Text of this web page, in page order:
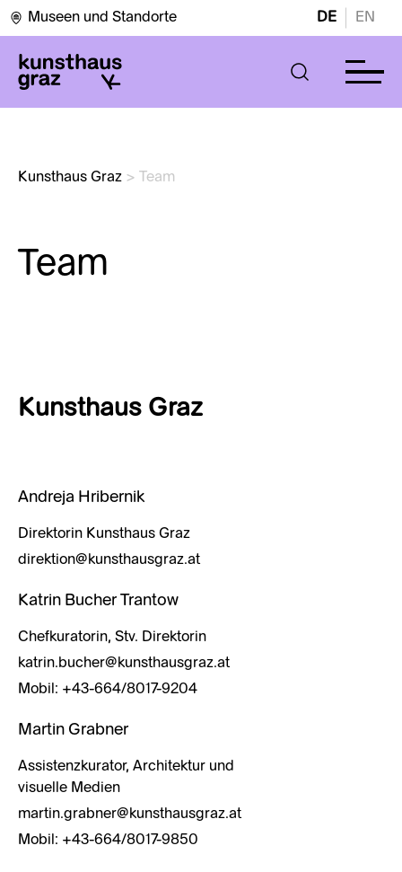
Museen und Standorte DE EN
Kunsthaus Graz > Team
Team
Kunsthaus Graz
Andreja Hribernik
Direktorin Kunsthaus Graz
direktion@kunsthausgraz.at
Katrin Bucher Trantow
Chefkuratorin, Stv. Direktorin
katrin.bucher@kunsthausgraz.at
Mobil: +43-664/8017-9204
Martin Grabner
Assistenzkurator, Architektur und
visuelle Medien
martin.grabner@kunsthausgraz.at
Mobil: +43-664/8017-9850